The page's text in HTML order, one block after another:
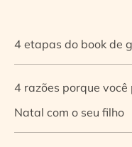
4 etapas do book de
4 razões porque
Natal com o seu filho